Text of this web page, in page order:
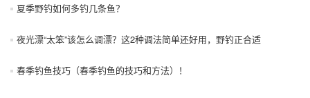
夏季野钓如何多钓几条鱼？
夜光漂“太笨”该怎么调漂？这2种调法简单还好用，野钓正合适
春季钓鱼技巧（春季钓鱼的技巧和方法）！